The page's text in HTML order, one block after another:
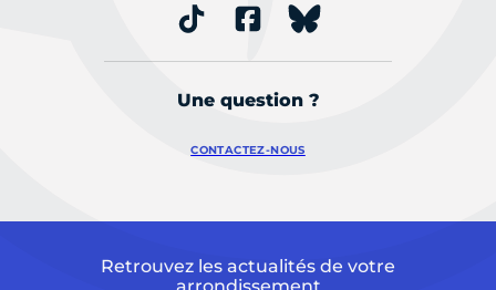
Une question ?
CONTACTEZ-NOUS
Retrouvez les actualités de votre